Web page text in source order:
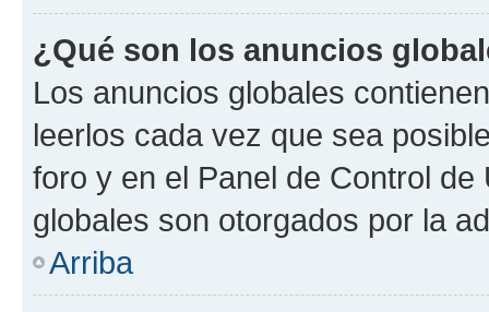
¿Qué son los anuncios
Los anuncios globales
leerlos cada vez que sea
foro y en el Panel de Control
globales son otorgados por la
Arriba